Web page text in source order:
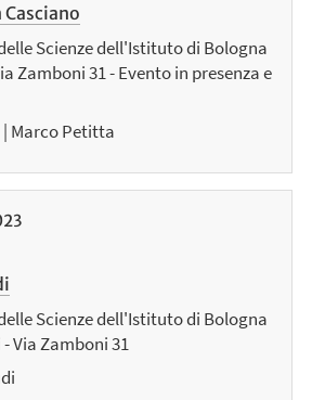
Casciano
Scienze dell'Istituto di Bologna
Zamboni 31 - Evento in presenza e
Marco Petitta
Scienze dell'Istituto di Bologna
Via Zamboni 31